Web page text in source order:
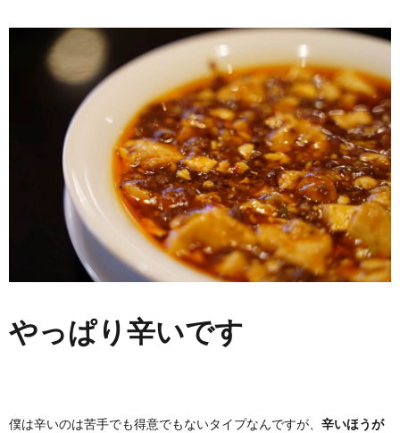
やっぱり辛いです
僕は辛いのは苦手でも得意でもないタイプなんですが、 辛いほうが